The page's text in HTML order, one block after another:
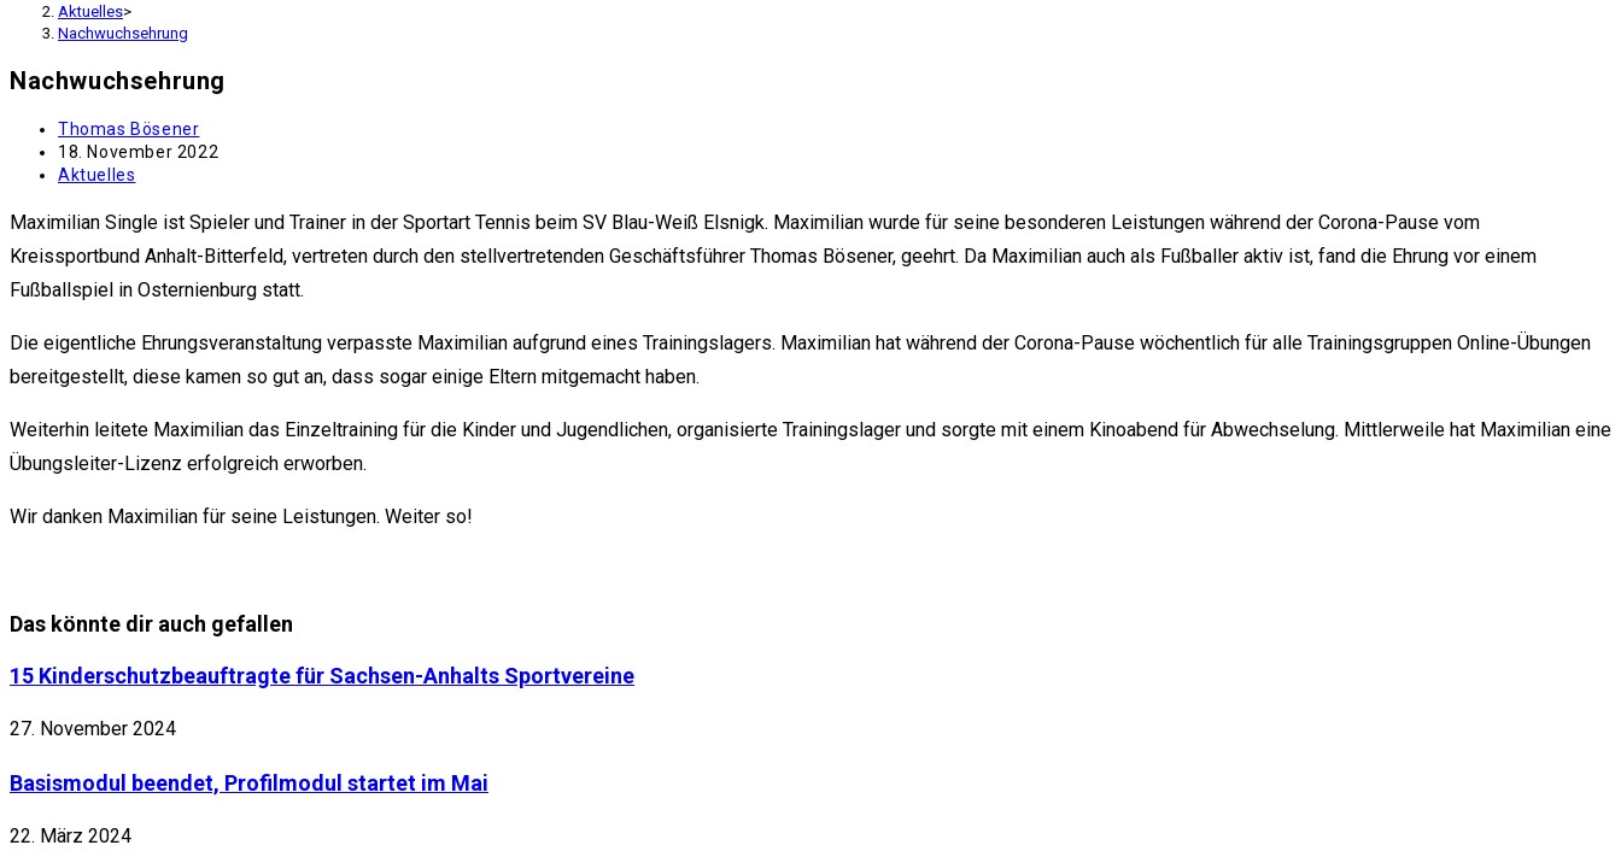
Aktuelles>
Nachwuchsehrung
Nachwuchsehrung
Beitrags-
Autor:
Thomas Bösener
Beitrag
veröffentlicht:
18. November 2022
Beitrags-
Aktuelles
Maximilian Single ist Spieler und Trainer in der Sportart Tennis beim SV Blau-Weiß Elsnigk. Maximilian wurde für seine besonderen Leistungen während der Corona-Pause vom
Kreissportbund Anhalt-Bitterfeld, vertreten durch den stellvertretenden Geschäftsführer Thomas Bösener, geehrt. Da Maximilian auch als Fußballer aktiv ist, fand die Ehrung vor einem
Fußballspiel in Osternienburg statt.
Die eigentliche Ehrungsveranstaltung verpasste Maximilian aufgrund eines Trainingslagers. Maximilian hat während der Corona-Pause wöchentlich für alle Trainingsgruppen Online-Übungen
bereitgestellt, diese kamen so gut an, dass sogar einige Eltern mitgemacht haben.
Weiterhin leitete Maximilian das Einzeltraining für die Kinder und Jugendlichen, organisierte Trainingslager und sorgte mit einem Kinoabend für Abwechselung. Mittlerweile hat Maximilian eine
Übungsleiter-Lizenz erfolgreich erworben.
Wir danken Maximilian für seine Leistungen. Weiter so!
Das könnte dir auch gefallen
15 Kinderschutzbeauftragte für Sachsen-Anhalts Sportvereine
27. November 2024
Basismodul beendet, Profilmodul startet im Mai
22. März 2024